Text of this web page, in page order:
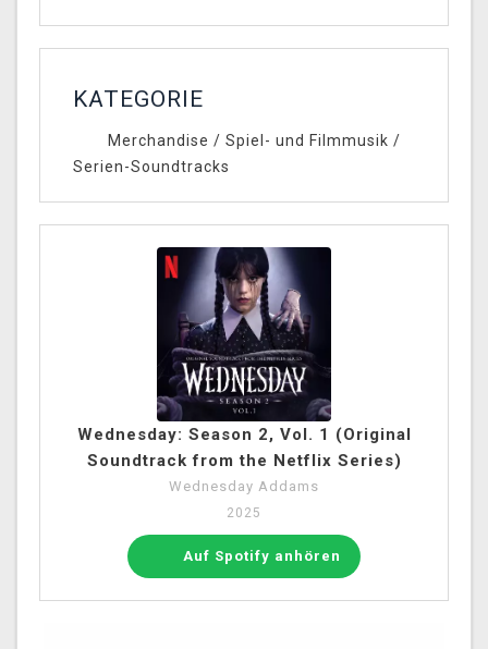
KATEGORIE
Merchandise / Spiel- und Filmmusik /
Serien-Soundtracks
Wednesday: Season 2, Vol. 1 (Original
Soundtrack from the Netflix Series)
Wednesday Addams
2025
Auf Spotify anhören